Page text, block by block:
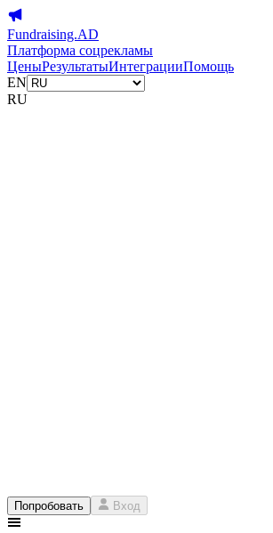
Fundraising.AD
Платформа соцрекламы
ЦеныРезультатыИнтеграцииПомощь
EN
RU
Попробовать Вход